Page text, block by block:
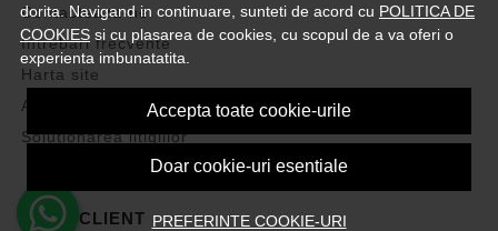
dorita. Navigand in continuare, sunteti de acord cu POLITICA DE
COOKIES si cu plasarea de cookies, cu scopul de a va oferi o
experienta imbunatatita.
Accepta toate cookie-urile
Doar cookie-uri esentiale
PREFERINTE COOKIE-URI
Contacteaza-ne
Intrebari frecvente
Harta site
ANPC
Solutionarea litigiilor
CONT CLIENT